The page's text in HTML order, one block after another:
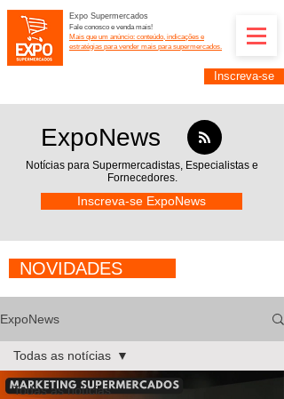
Expo Supermercados
Fale conosco e venda mais!
Mais que um anúncio: conteúdo, indicações e
estratégias para vender mais para supermercados.
Inscreva-se
ExpoNews
Notícias para Supermercadistas, Especialistas e
Fornecedores.
Inscreva-se ExpoNews
NOVIDADES
ExpoNews
Todas as notícias
Todas as notícias